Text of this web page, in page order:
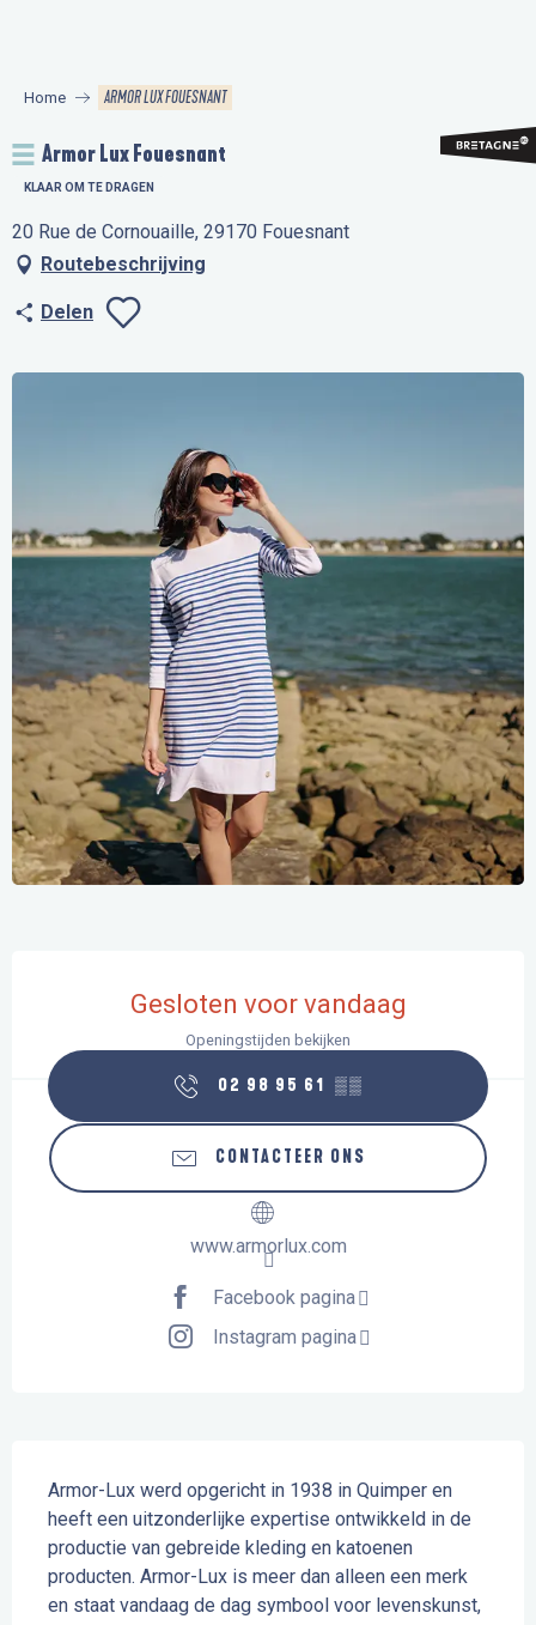
principal
Home ARMOR LUX FOUESNANT
Armor Lux Fouesnant
KLAAR OM TE DRAGEN
20 Rue de Cornouaille, 29170 Fouesnant
Routebeschrijving
Delen
Gesloten voor vandaag
Openingstijden bekijken
02 98 95 61 ▒▒
CONTACTEER ONS
www.armorlux.com
Facebook pagina
Instagram pagina
Armor-Lux werd opgericht in 1938 in Quimper en
heeft een uitzonderlijke expertise ontwikkeld in de
productie van gebreide kleding en katoenen
producten. Armor-Lux is meer dan alleen een merk
en staat vandaag de dag symbool voor levenskunst,